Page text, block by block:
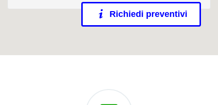
Richiedi preventivi